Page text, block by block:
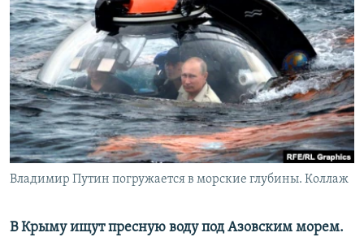
СОВЕТЫ ПРАВОЗАЩИТНИКОВ
ПРОПАВШИЕ БЕЗ ВЕСТИ
ПОБЕДИТЕЛЕЙ НЕ СУДЯТ?
КРЫМ.НЕПОКОРЕННЫЙ
ELIFBE
УКРАИНСКАЯ ПРОБЛЕМА КРЫМА
Qırımtatar
ПРИСОЕДИНЯЙТЕСЬ!
Все сайты RFE/RL
Владимир Путин погружается в морские глубины. Коллаж
В Крыму ищут пресную воду под Азовским морем.